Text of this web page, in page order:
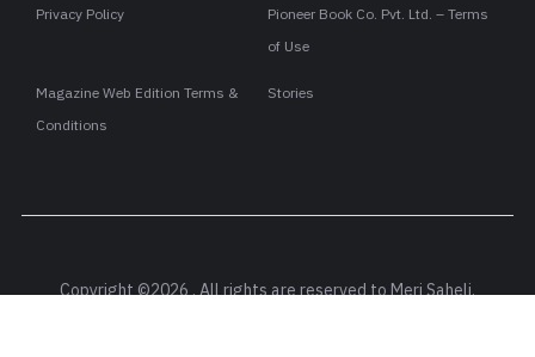
Privacy Policy
Pioneer Book Co. Pvt. Ltd. – Terms
of Use
Magazine Web Edition Terms &
Conditions
Stories
Copyright ©2026 . All rights are reserved to Meri Saheli.